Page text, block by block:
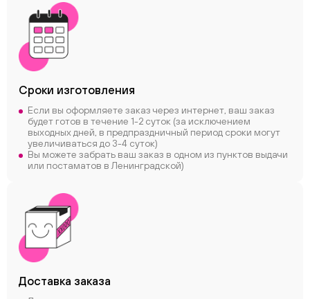
Сроки изготовления
Если вы оформляете заказ через интернет, ваш заказ
будет готов в течение 1-2 суток (за исключением
выходных дней, в предпраздничный период сроки могут
увеличиваться до 3-4 суток)
Вы можете забрать ваш заказ в одном из пунктов выдачи
или постаматов в Ленинградской)
Доставка заказа